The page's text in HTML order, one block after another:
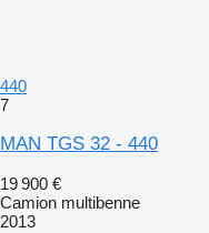
440
7
MAN TGS 32 - 440
19 900 €
Camion multibenne
2013